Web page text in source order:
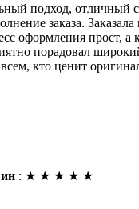
подход, отличный
заказа.
оформления прост, а
порадовал
кто ценит
: ★ ★ ★ ★ ★